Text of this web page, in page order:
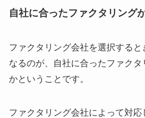
自社に合ったファクタリング
ファクタリング会社を選択すると
なるのが、自社に合ったファクタ
かということです。
ファクタリング会社によって対